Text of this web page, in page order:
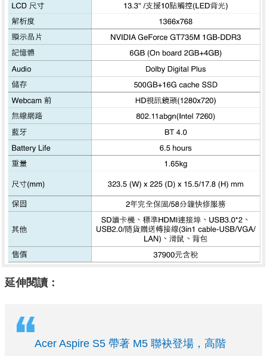
延伸閱讀：
Acer Aspire S5 帶著 M5 聯袂登場，高階